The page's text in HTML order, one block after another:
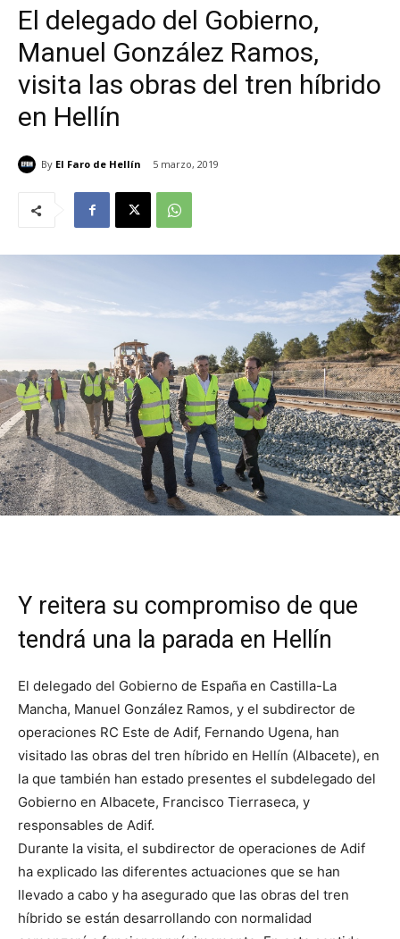
El delegado del Gobierno,
Manuel González Ramos,
visita las obras del tren híbrido
en Hellín
By El Faro de Hellín 5 marzo, 2019
Y reitera su compromiso de que
tendrá una la parada en Hellín
El delegado del Gobierno de España en Castilla-La
Mancha, Manuel González Ramos, y el subdirector de
operaciones RC Este de Adif, Fernando Ugena, han
visitado las obras del tren híbrido en Hellín (Albacete), en
la que también han estado presentes el subdelegado del
Gobierno en Albacete, Francisco Tierraseca, y
responsables de Adif.
Durante la visita, el subdirector de operaciones de Adif
ha explicado las diferentes actuaciones que se han
llevado a cabo y ha asegurado que las obras del tren
híbrido se están desarrollando con normalidad